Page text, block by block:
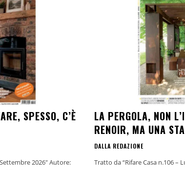
SPESSO, C’È
2026" Autore:
LA PERGOLA, NON
RENOIR, MA UNA
DALLA REDAZIONE
Tratto da “Rifare Casa n.106 – Luglio/